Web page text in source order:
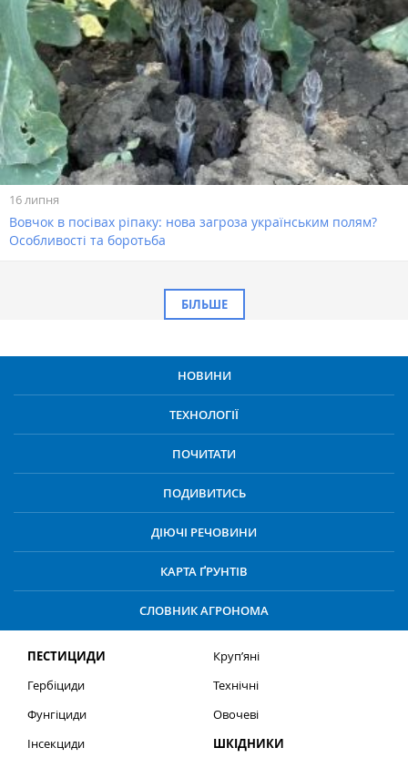
16 липня
Вовчок в посівах ріпаку: нова загроза українським полям?
Особливості та боротьба
БІЛЬШЕ
НОВИНИ
ТЕХНОЛОГІЇ
ПОЧИТАТИ
ПОДИВИТИСЬ
ДІЮЧІ РЕЧОВИНИ
КАРТА ҐРУНТІВ
СЛОВНИК АГРОНОМА
ПЕСТИЦИДИ
Гербіциди
Фунгіциди
Інсекциди
Круп’яні
Технічні
Овочеві
ШКІДНИКИ